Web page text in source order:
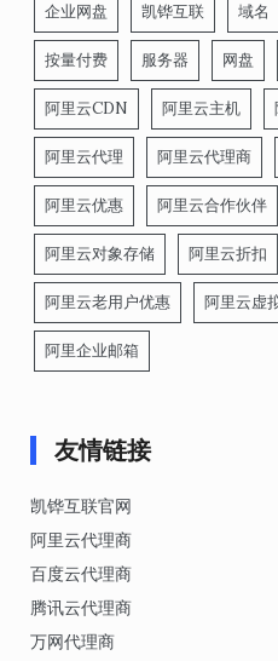
企业网盘 凯铧互联 域名
按量付费 服务器 网盘
阿里云CDN 阿里云主机
阿里云代理 阿里云代理商
阿里云优惠 阿里云合作伙伴
阿里云对象存储 阿里云折扣
阿里云老用户优惠 阿里云虚
阿里企业邮箱
友情链接
凯铧互联官网
阿里云代理商
百度云代理商
腾讯云代理商
万网代理商